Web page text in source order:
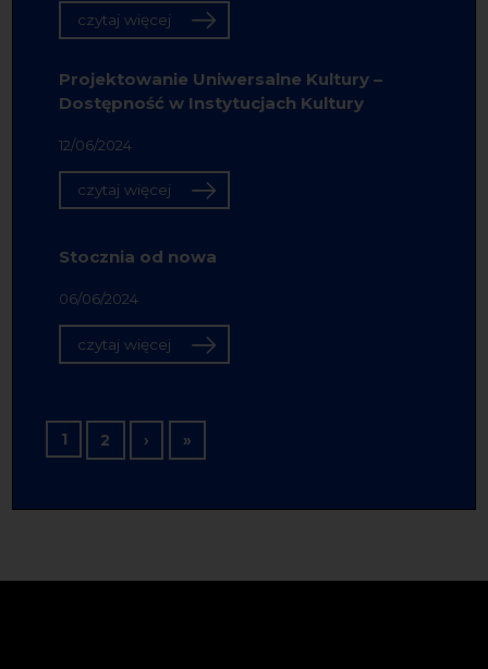
czytaj więcej
Projektowanie Uniwersalne Kultury –
Dostępność w Instytucjach Kultury
12/06/2024
czytaj więcej
Stocznia od nowa
06/06/2024
czytaj więcej
Stronicowanie
1 2 › Następna strona
»Ostatnia strona